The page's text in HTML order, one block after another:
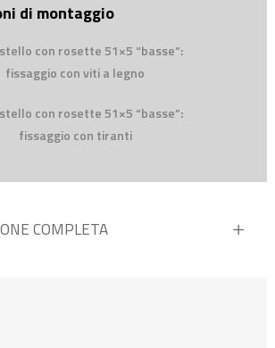
di montaggio
con rosette 51×5 “basse”:
fissaggio con viti a legno
con rosette 51×5 “basse”:
fissaggio con tiranti
COMPLETA